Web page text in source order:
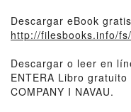
Descargar eBook
http://filesbooks.info/
Descargar o leer en
ENTERA Libro
COMPANY I NAVAU.